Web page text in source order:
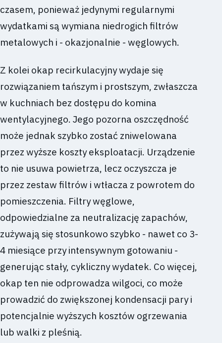
czasem, ponieważ jedynymi regularnymi
wydatkami są wymiana niedrogich filtrów
metalowych i - okazjonalnie - węglowych.
Z kolei okap recirkulacyjny wydaje się
rozwiązaniem tańszym i prostszym, zwłaszcza
w kuchniach bez dostępu do komina
wentylacyjnego. Jego pozorna oszczędność
może jednak szybko zostać zniwelowana
przez wyższe koszty eksploatacji. Urządzenie
to nie usuwa powietrza, lecz oczyszcza je
przez zestaw filtrów i wtłacza z powrotem do
pomieszczenia. Filtry węglowe,
odpowiedzialne za neutralizację zapachów,
zużywają się stosunkowo szybko - nawet co 3-
4 miesiące przy intensywnym gotowaniu -
generując stały, cykliczny wydatek. Co więcej,
okap ten nie odprowadza wilgoci, co może
prowadzić do zwiększonej kondensacji pary i
potencjalnie wyższych kosztów ogrzewania
lub walki z pleśnią.